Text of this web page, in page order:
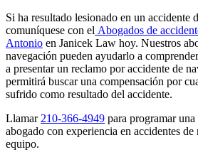
Si ha resultado lesionado en un accidente
comuníquese con el Abogados de
Antonio en Janicek Law hoy. Nuestros
navegación pueden ayudarlo a
a presentar un reclamo por accidente de
permitirá buscar una compensación por
sufrido como resultado del accidente.
Llamar 210-366-4949 para programar
abogado con experiencia en accidentes
equipo.